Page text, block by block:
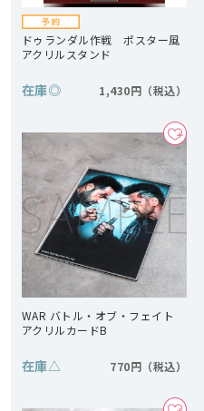
ドゥランダル作戦 ポスター風
アクリルスタンド
在庫◎ 1,430円
WAR バトル・オブ・フェイト
アクリルカードB
在庫△ 770円